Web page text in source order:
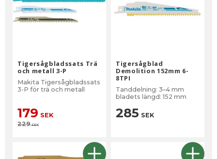
Tigersågbladssats Trä
och metall 3-P
Makita Tigersågbladssats
3-P för trä och metall
179 SEK
229SEK
Tigersågblad
Demolition 152mm 6-
8TPI
Tanddelning: 3–4 mm
bladets längd: 152 mm
285 SEK